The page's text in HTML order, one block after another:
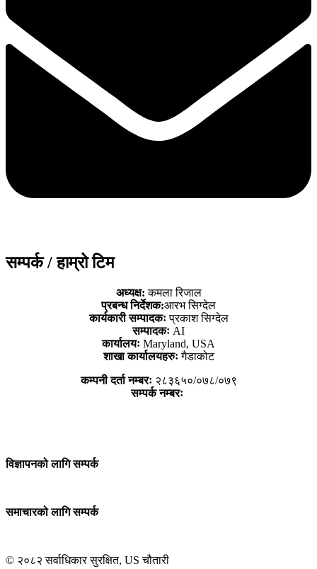
सम्पर्क / हाम्रो टिम
अध्यक्ष:कमला रिजाल
प्रबन्ध निर्देशक:आरभ सिग्देल
कार्यकारी सम्पादकःप्रकाश सिग्देल
सम्पादकः AI
कार्यालयः Maryland, USA
शाखा कार्यालयहरुःगैडाकोट
कम्पनी दर्ता नम्बरः२८३६५०/०७८/०७९
सम्पर्क नम्बरः
विज्ञापनको लागि सम्पर्क
समाचारको लागि सम्पर्क
© २०८२ सर्वाधिकार सुरक्षित, US चौतारी